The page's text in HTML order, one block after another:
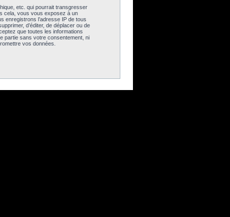
etc. qui pourrait transgresser
cela, vous vous exposez à un
enregistrons l’adresse IP de tous
d’éditer, de déplacer ou de
que toutes les informations
partie sans votre consentement, ni
vos données.